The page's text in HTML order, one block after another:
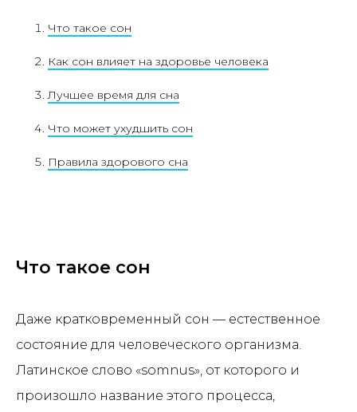
Что такое сон
Как сон влияет на здоровье человека
Лучшее время для сна
Что может ухудшить сон
Правила здорового сна
Что такое сон
Даже кратковременный сон — естественное
состояние для человеческого организма.
Латинское слово «somnus», от которого и
произошло название этого процесса,